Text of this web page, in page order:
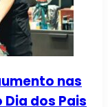
nas
dos Pais